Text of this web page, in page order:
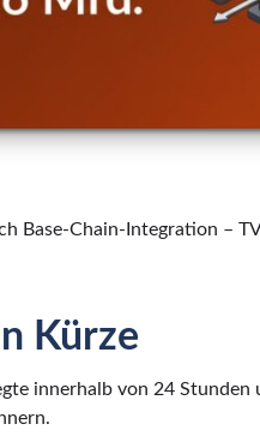
Base-Chain-Integration –
Kürze
innerhalb von 24